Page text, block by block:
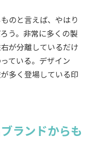
のと言えば、やはり
う。非常に多くの製
が分離しているだけ
ている。デザイン
多く登場している印
ランドからも